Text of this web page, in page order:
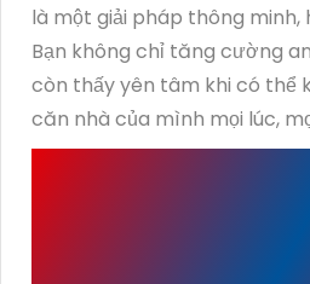
là một giải pháp thông minh,
Bạn không chỉ tăng cường
còn thấy yên tâm khi có thể
căn nhà của mình mọi lúc,